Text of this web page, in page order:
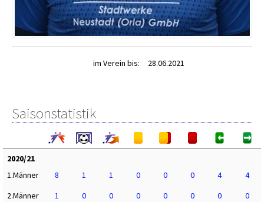
im Verein bis: 28.06.2021
Saisonstatistik
2020/21
1.Männer
8 1 1 0 0 0 4
4
2.Männer
1 0 0 0 0 0 0 0